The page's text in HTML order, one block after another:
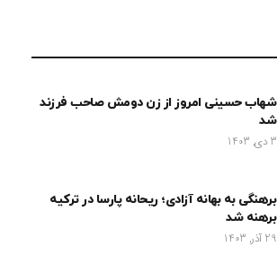
شهاب حسینی امروز از زن دومش صاحب فرزند
شد
3 دی, 1403
برهنگی به بهانه آزادی؛ ریحانه پارسا در ترکیه
برهنه شد
29 آذر, 1403